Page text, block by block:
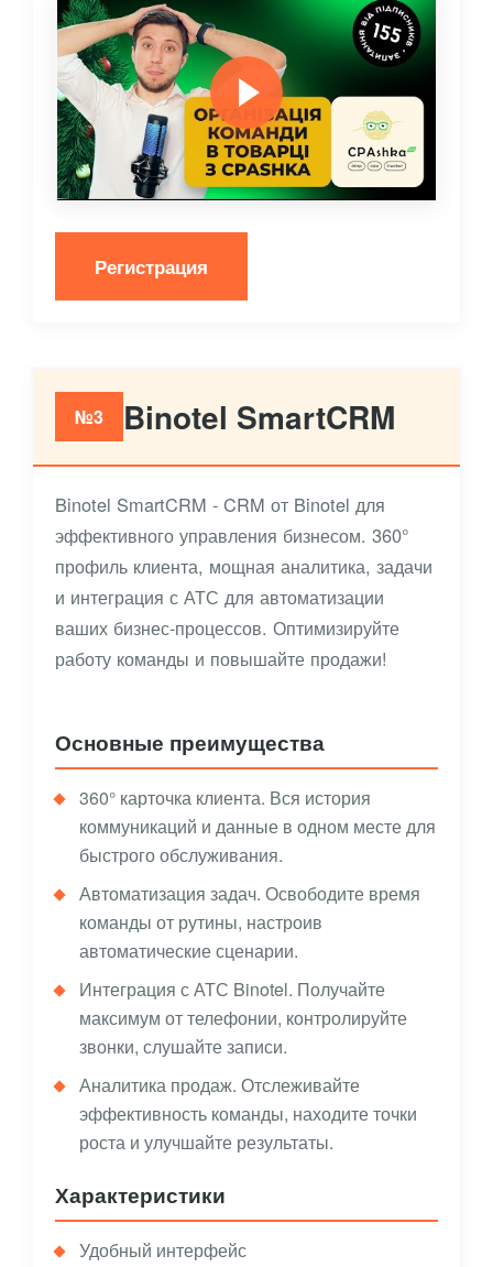
Регистрация
№3 Binotel SmartCRM
Binotel SmartCRM - CRM от Binotel для
эффективного управления бизнесом. 360°
профиль клиента, мощная аналитика, задачи
и интеграция с АТС для автоматизации
ваших бизнес-процессов. Оптимизируйте
работу команды и повышайте продажи!
Основные преимущества
360° карточка клиента. Вся история
коммуникаций и данные в одном месте для
быстрого обслуживания.
Автоматизация задач. Освободите время
команды от рутины, настроив
автоматические сценарии.
Интеграция с АТС Binotel. Получайте
максимум от телефонии, контролируйте
звонки, слушайте записи.
Аналитика продаж. Отслеживайте
эффективность команды, находите точки
роста и улучшайте результаты.
Характеристики
Удобный интерфейс